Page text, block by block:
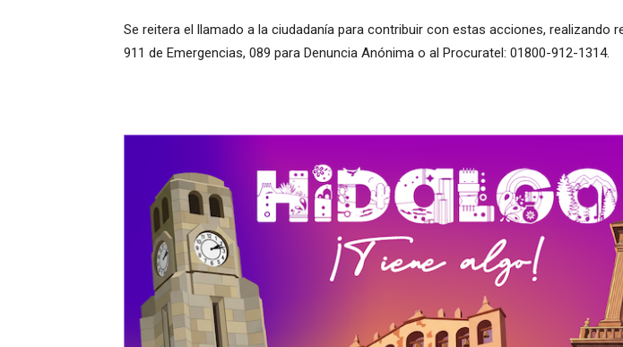
Se reitera el llamado a la ciudadanía para contribuir con estas acciones, realizando
911 de Emergencias, 089 para Denuncia Anónima o al Procuratel: 01800-912-1314.